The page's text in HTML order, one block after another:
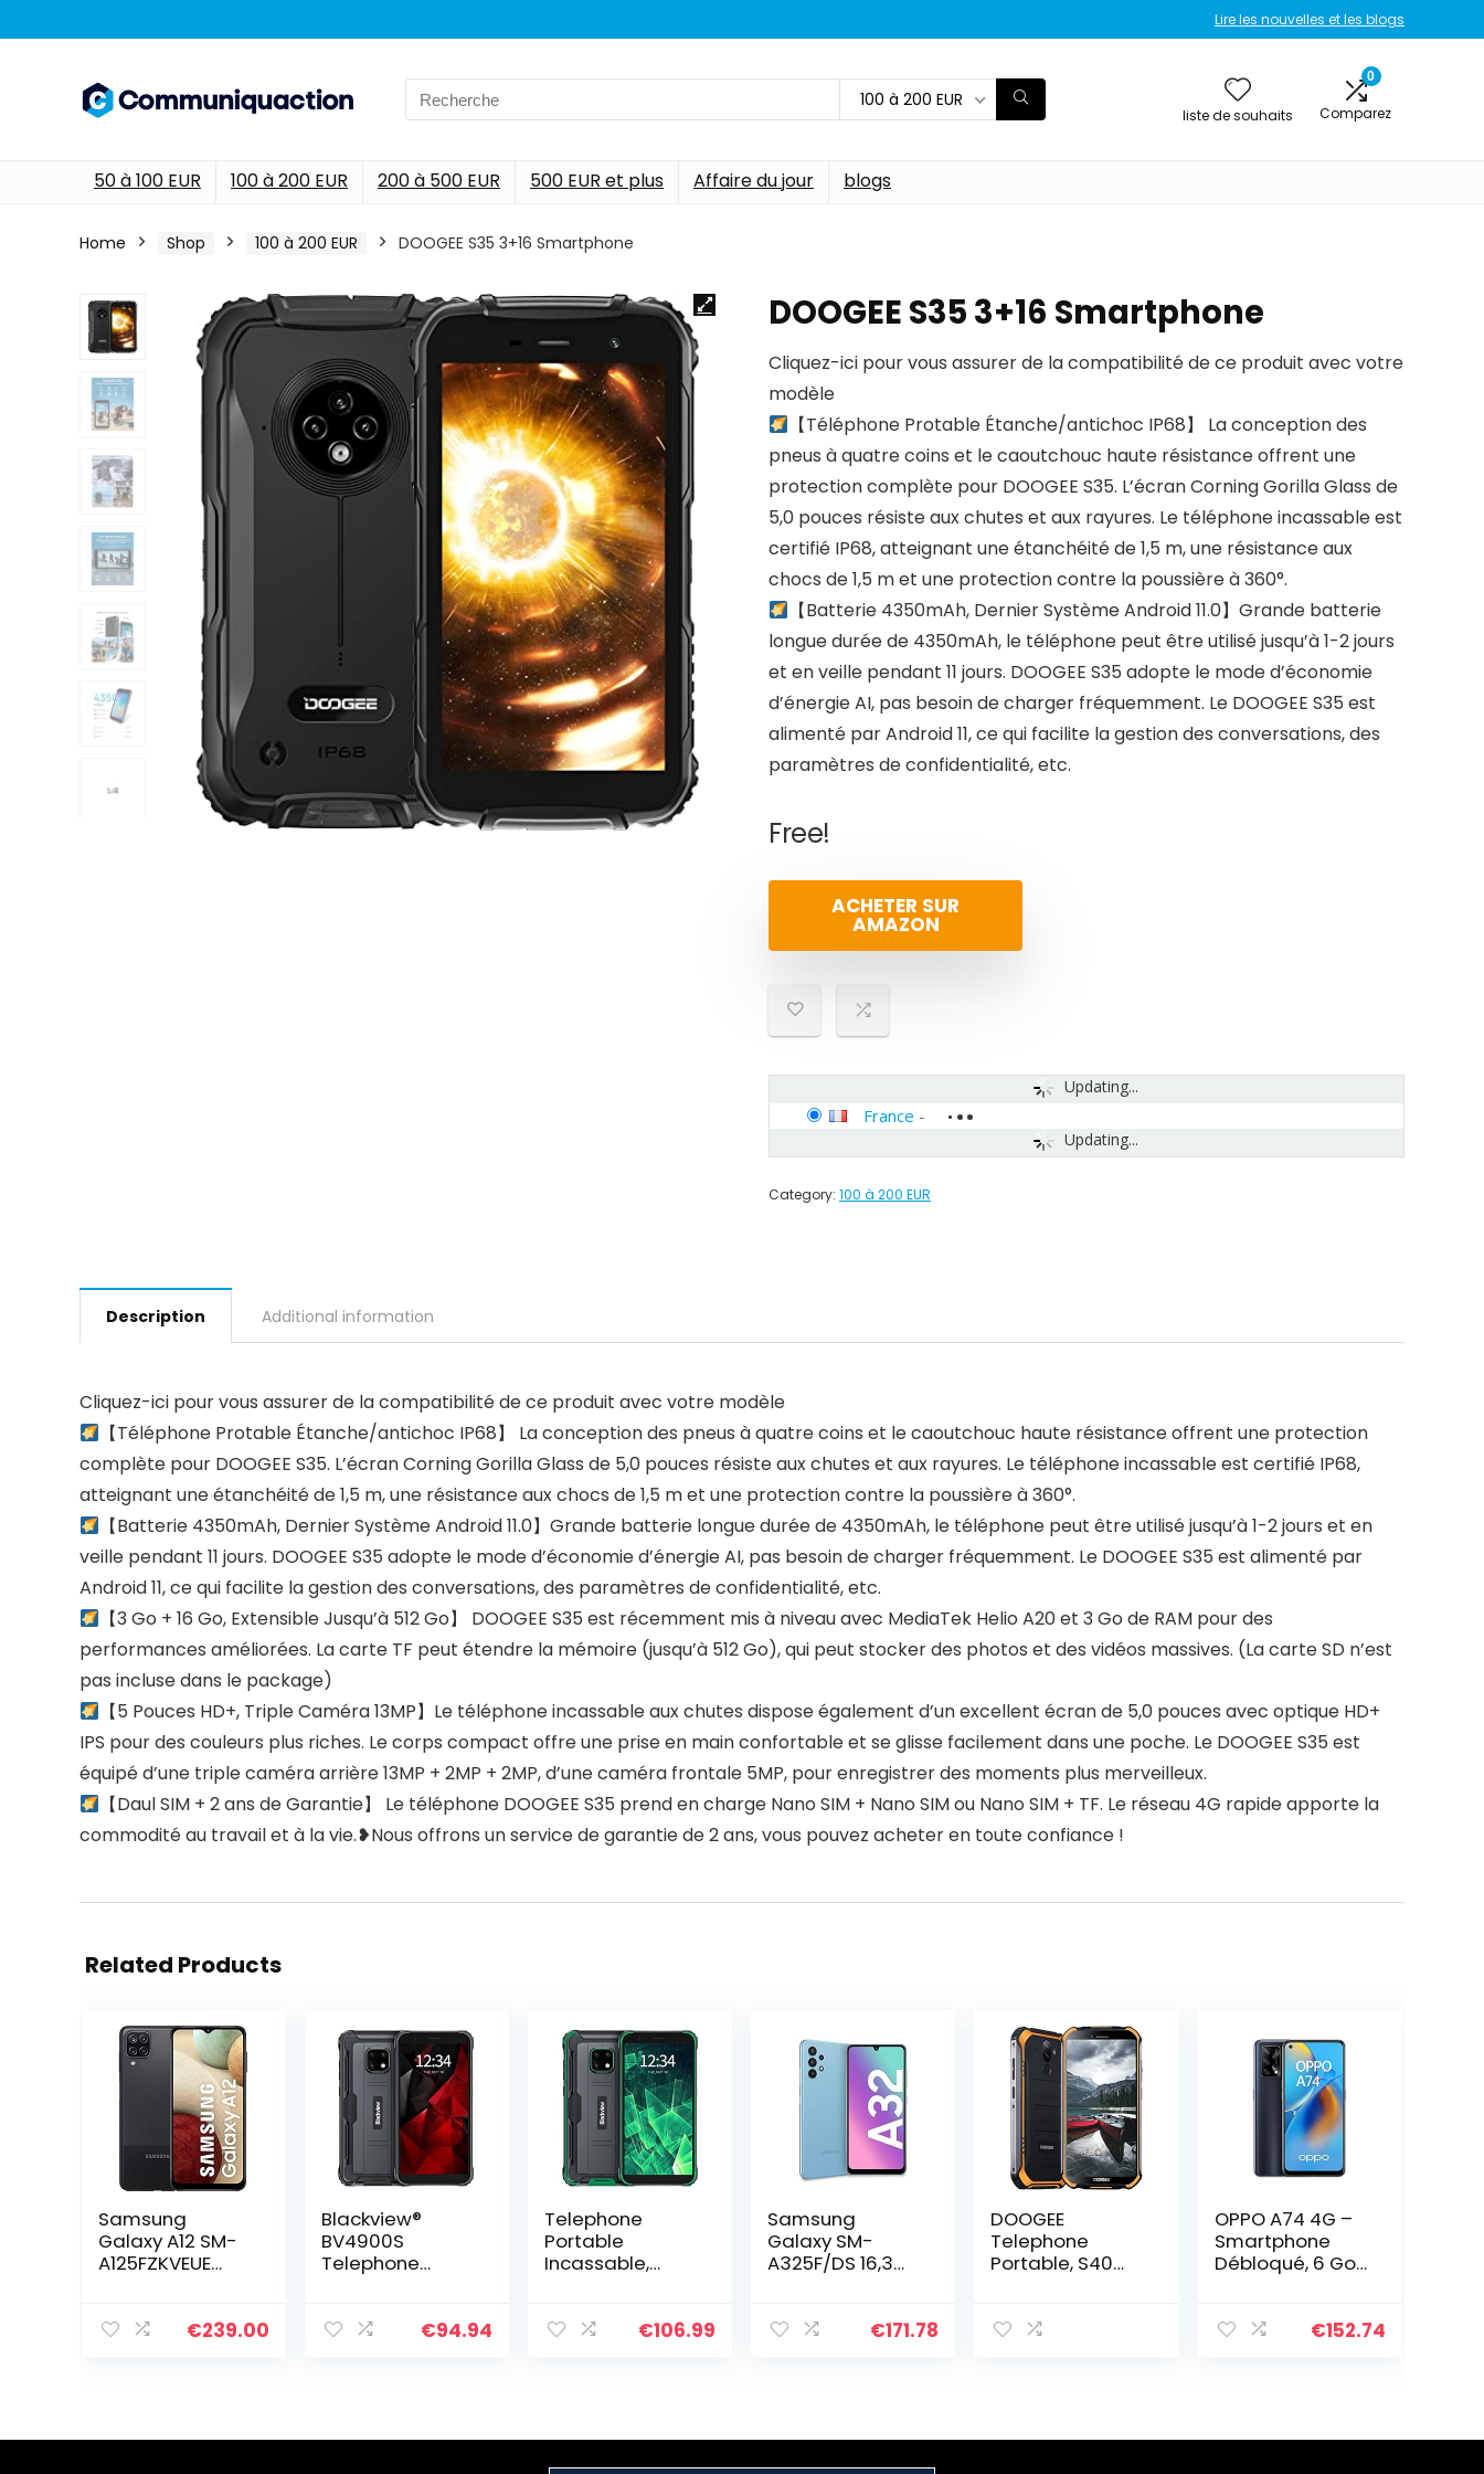
Lire les nouvelles et les blogs
Search
for:
100 à 200 EUR
liste de souhaits
0
Comparez
50 à 100 EUR 100 à 200 EUR 200 à 500 EUR 500 EUR et plus Affaire du jour blogs
Home Shop 100 à 200 EUR DOOGEE S35 3+16 Smartphone
DOOGEE S35 3+16 Smartphone
Cliquez-ici pour vous assurer de la compatibilité de ce produit avec votre
modèle
【Téléphone Protable Étanche/antichoc IP68】 La conception des
pneus à quatre coins et le caoutchouc haute résistance offrent une
protection complète pour DOOGEE S35. L’écran Corning Gorilla Glass de
5,0 pouces résiste aux chutes et aux rayures. Le téléphone incassable est
certifié IP68, atteignant une étanchéité de 1,5 m, une résistance aux
chocs de 1,5 m et une protection contre la poussière à 360°.
【Batterie 4350mAh, Dernier Système Android 11.0】Grande batterie
longue durée de 4350mAh, le téléphone peut être utilisé jusqu’à 1-2 jours
et en veille pendant 11 jours. DOOGEE S35 adopte le mode d’économie
d’énergie AI, pas besoin de charger fréquemment. Le DOOGEE S35 est
alimenté par Android 11, ce qui facilite la gestion des conversations, des
paramètres de confidentialité, etc.
Free!
ACHETER SUR
AMAZON
Updating...
Updating...
France -
Category: 100 à 200 EUR
Description Additional information
Cliquez-ici pour vous assurer de la compatibilité de ce produit avec votre modèle
【Téléphone Protable Étanche/antichoc IP68】 La conception des pneus à quatre coins et le caoutchouc haute résistance offrent une protection
complète pour DOOGEE S35. L’écran Corning Gorilla Glass de 5,0 pouces résiste aux chutes et aux rayures. Le téléphone incassable est certifié IP68,
atteignant une étanchéité de 1,5 m, une résistance aux chocs de 1,5 m et une protection contre la poussière à 360°.
【Batterie 4350mAh, Dernier Système Android 11.0】Grande batterie longue durée de 4350mAh, le téléphone peut être utilisé jusqu’à 1-2 jours et en
veille pendant 11 jours. DOOGEE S35 adopte le mode d’économie d’énergie AI, pas besoin de charger fréquemment. Le DOOGEE S35 est alimenté par
Android 11, ce qui facilite la gestion des conversations, des paramètres de confidentialité, etc.
【3 Go + 16 Go, Extensible Jusqu’à 512 Go】 DOOGEE S35 est récemment mis à niveau avec MediaTek Helio A20 et 3 Go de RAM pour des
performances améliorées. La carte TF peut étendre la mémoire (jusqu’à 512 Go), qui peut stocker des photos et des vidéos massives. (La carte SD n’est
pas incluse dans le package)
【5 Pouces HD+, Triple Caméra 13MP】Le téléphone incassable aux chutes dispose également d’un excellent écran de 5,0 pouces avec optique HD+
IPS pour des couleurs plus riches. Le corps compact offre une prise en main confortable et se glisse facilement dans une poche. Le DOOGEE S35 est
équipé d’une triple caméra arrière 13MP + 2MP + 2MP, d’une caméra frontale 5MP, pour enregistrer des moments plus merveilleux.
【Daul SIM + 2 ans de Garantie】 Le téléphone DOOGEE S35 prend en charge Nano SIM + Nano SIM ou Nano SIM + TF. Le réseau 4G rapide apporte la
commodité au travail et à la vie.❥Nous offrons un service de garantie de 2 ans, vous pouvez acheter en toute confiance !
Related Products
Samsung
Galaxy A12 SM-
A125FZKVEUE
SIM 4G USB
€239.00
Blackview®
BV4900S
Telephone
(32Go ROM/SD
8MP) Android 11
€94.94
Telephone
Portable
Incassable,
ROM/SD 128Go,
Smartphone
Incassable
€106.99
Samsung
Galaxy SM-
A325F/DS 16,3
Android 11 4G
€171.78
DOOGEE
Telephone
Portable, S40
AI Caméra
Smartphone
OPPO A74 4G –
Smartphone
Débloqué, 6 Go
AMOLED FHD+
Photo 48 MP,
€152.74